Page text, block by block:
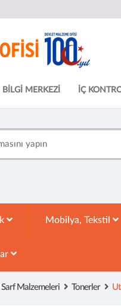
BİLGİ MERKEZİ İÇ
Mobilya, Tekstil
Sarf Malzemeleri Tonerler